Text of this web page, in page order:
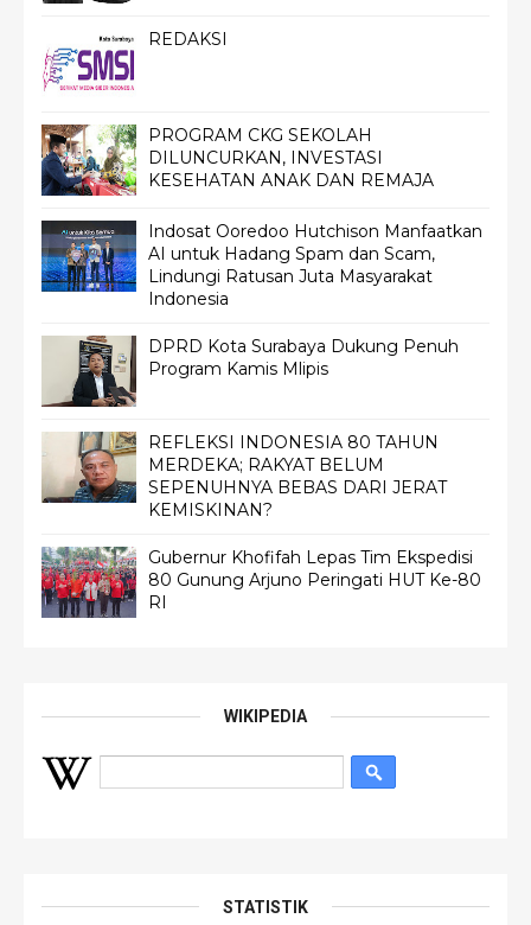
REDAKSI
PROGRAM CKG SEKOLAH
DILUNCURKAN, INVESTASI
KESEHATAN ANAK DAN REMAJA
Indosat Ooredoo Hutchison Manfaatkan
AI untuk Hadang Spam dan Scam,
Lindungi Ratusan Juta Masyarakat
Indonesia
DPRD Kota Surabaya Dukung Penuh
Program Kamis Mlipis
REFLEKSI INDONESIA 80 TAHUN
MERDEKA; RAKYAT BELUM
SEPENUHNYA BEBAS DARI JERAT
KEMISKINAN?
Gubernur Khofifah Lepas Tim Ekspedisi
80 Gunung Arjuno Peringati HUT Ke-80
RI
WIKIPEDIA
STATISTIK